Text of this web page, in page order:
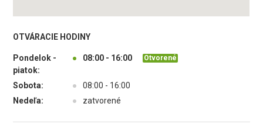
OTVÁRACIE HODINY
Pondelok -
piatok:
● 08:00 - 16:00 Otvorené
Sobota: ●
08:00 - 16:00
Nedeľa:
● zatvorené